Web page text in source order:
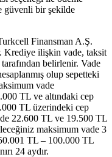
güvenli bir şekilde
Finansman A.Ş.
Krediye ilişkin vade, taksit
belirlenir. Vade
olup sepetteki
vade
TL ve altındaki cep
TL üzerindeki cep
22.600 TL ve 19.500 TL
maksimum vade 3
TL – 100.000 TL
24 aydır.